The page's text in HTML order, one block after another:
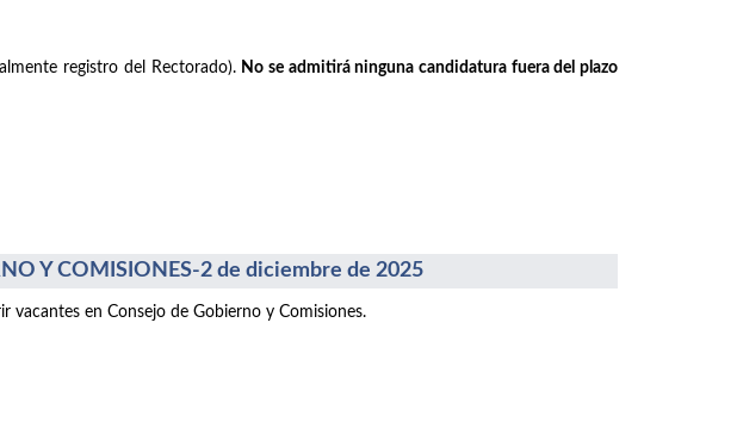
registro del Rectorado). No se admitirá ninguna candidatura fuera del plazo
Y COMISIONES-2 de diciembre de 2025
vacantes en Consejo de Gobierno y Comisiones.